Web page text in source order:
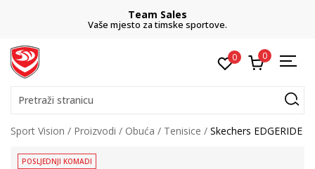
Team Sales
Vaše mjesto za timske sportove.
0 0
Pretraži stranicu
Sport Vision Proizvodi Obuća Tenisice Skechers EDGERIDE
POSLJEDNJI KOMADI